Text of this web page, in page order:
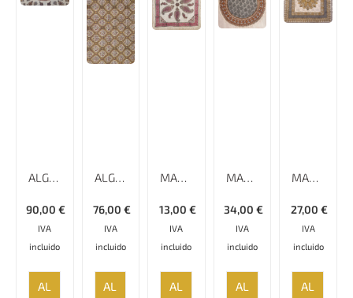
ALGODÓN ESTAMPADO, 220 CM X 280 CM, GHALAMKAR; MANTEL, TAPIZ, CUBRECAMA, CUBRESOFÁ
€
90,00
IVA
incluido
AL
ALGODÓN ESTAMPADO, 240 CM X 160 CM, GHALAMKAR; MANTEL, TAPIZ, CUBRECAMA, CUBRESOFÁ
€
76,00
IVA
incluido
AL
MANTEL DE ALGODÓN ESTAMPADO A MANO, 80 CM X 80 CM, GHALAMKAR;
€
13,00
IVA
incluido
AL
MANTEL DE ALGODÓN ESTAMPADO A MANO, REDONDO 120CM,
€
34,00
IVA
incluido
AL
MANTEL DE ALGODÓN ESTAMPADO A MANO,100 CM X 100 CM, GHALAMKAR
€
27,00
IVA
incluido
AL